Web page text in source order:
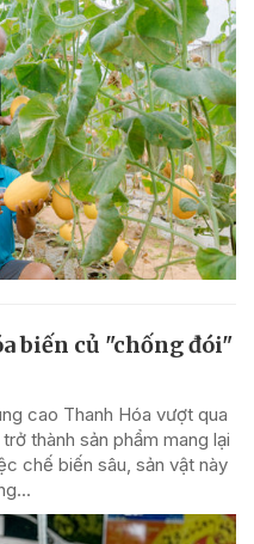
biến củ "chống đói"
cao Thanh Hóa vượt qua
thành sản phẩm mang lại
chế biến sâu, sản vật này